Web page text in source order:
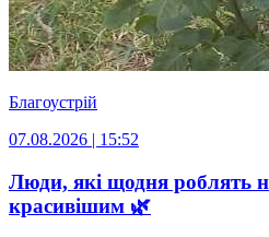
Благоустрій
07.08.2026 | 15:52
Люди, які щодня роблять
красивішим 🌿